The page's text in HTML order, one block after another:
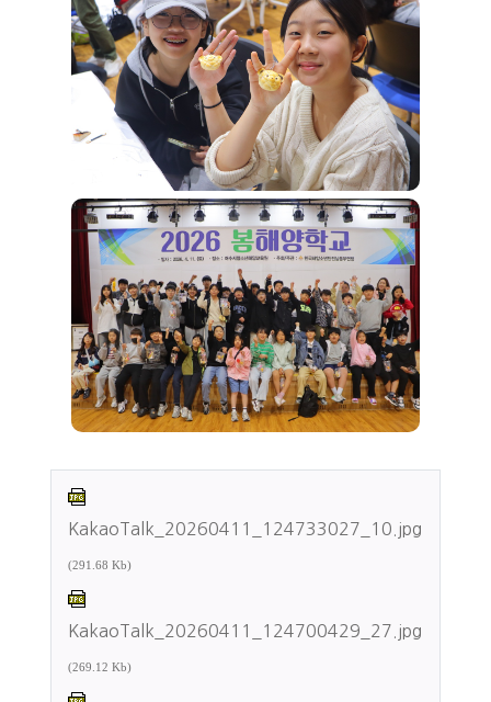
KakaoTalk_20260411_124733027_10.jpg
(291.68 Kb)
KakaoTalk_20260411_124700429_27.jpg
(269.12 Kb)